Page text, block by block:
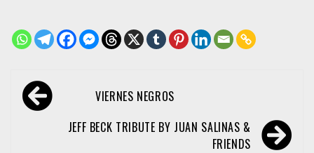
Navegación
de
entradas
VIERNES NEGROS
JEFF BECK TRIBUTE BY JUAN SALINAS &
FRIENDS